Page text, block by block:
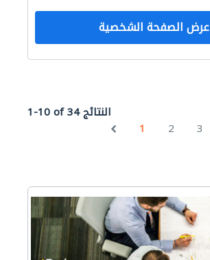
عرض الصفحة الشخصية
1-10 of 34 النتائج
1
2 3